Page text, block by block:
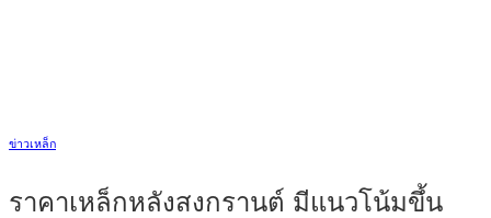
ข่าวเหล็ก
ราคาเหล็กหลังสงกรานต์ มีแนวโน้มขึ้น